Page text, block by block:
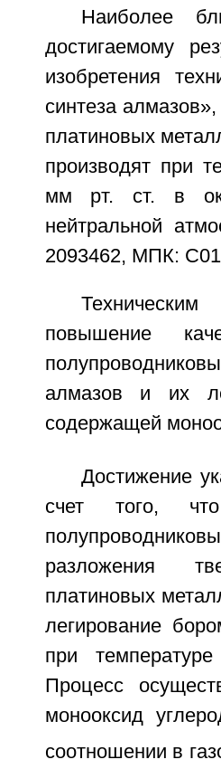
Наиболее
достигаемому
изобретения
синтеза
платиновых
производят при
мм рт. ст. в
нейтральной
2093462, МПК:
Техническим
повышение
алмазов и их
содержащей
Достижение
счет того,
разложения
платиновых
легирование
при
Процесс
монооксид
соотношении в